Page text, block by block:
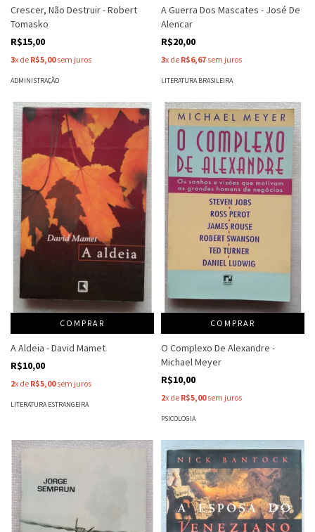
Crescer, Não Destruir - Robert
Tomasko
R$15,00
3x de R$5,00sem juros
ADMINISTRAÇÃO
A Guerra Dos Mascates - José De
Alencar
R$20,00
3x de R$6,67 sem juros
LITERATURA BRASILEIRA
COMPRAR
A Aldeia - David Mamet
R$10,00
2x de R$5,00sem juros
LITERATURA ESTRANGEIRA
COMPRAR
O Complexo De Alexandre -
Michael Meyer
R$10,00
2x de R$5,00sem juros
PSICOLOGIA